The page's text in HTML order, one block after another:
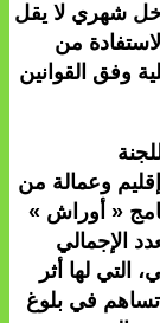
شهري لا يقل
من
وفق القوانين
وعمالة من
« أوراش »
من العدد الإجمالي
التي لها أثر
تساهم في بلوغ